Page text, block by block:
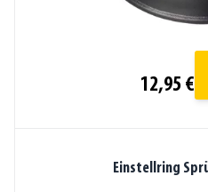
12,95 €
Einstellring